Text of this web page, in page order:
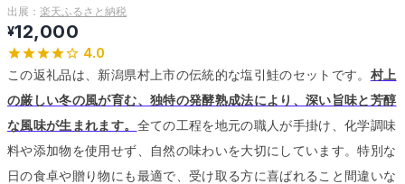
出展： 楽天ふるさと納税
¥12,000
4.0
この返礼品は、新潟県村上市の伝統的な塩引鮭のセットです。 村上
の厳しい冬の風が育む、独特の発酵熟成法により、深い旨味と芳醇
な風味が生まれます。 全ての工程を地元の職人が手掛け、化学調味
料や添加物を使用せず、自然の味わいを大切にしています。特別な
日の食卓や贈り物にも最適で、受け取る方に喜ばれること間違いな